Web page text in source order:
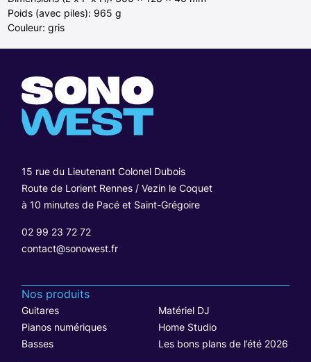
Poids (avec piles): 965 g
Couleur: gris
15 rue du Lieutenant Colonel Dubois
Route de Lorient Rennes / Vezin le Coquet
à 10 minutes de Pacé et Saint-Grégoire
02 99 23 72 72
contact@sonowest.fr
Nos produits
Guitares
Matériel DJ
Pianos numériques
Home Studio
Basses
Les bons plans de l’été 2026